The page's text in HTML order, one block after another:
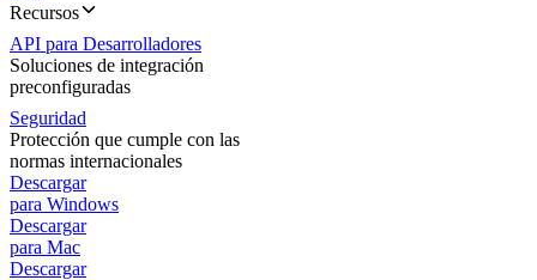
Recursos
API para Desarrolladores
Soluciones de integración
preconfiguradas
Seguridad
Protección que cumple con las
normas internacionales
Descargar
para Windows
Descargar
para Mac
Descargar